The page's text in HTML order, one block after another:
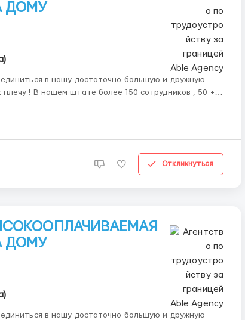
ДОМУ
в нашу достаточно большую и дружную
, 50 +
Откликнуться
ДОМУ
в нашу достаточно большую и дружную